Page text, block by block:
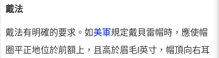
戴法
戴法有明確的要求。如 美軍規定戴貝雷帽時，應使帽
圈平正地位於前額上，且高於眉毛l英寸，帽頂向右耳